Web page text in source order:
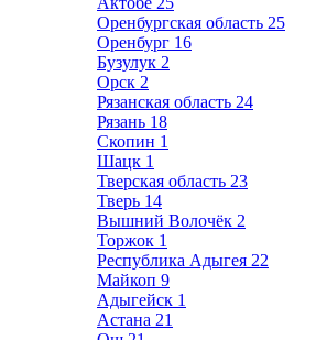
Оренбургская область 25
Оренбург 16
Бузулук 2
Орск 2
Рязанская область 24
Рязань 18
Скопин 1
Шацк 1
Тверская область 23
Тверь 14
Вышний Волочёк 2
Торжок 1
Республика Адыгея 22
Майкоп 9
Адыгейск 1
Астана 21